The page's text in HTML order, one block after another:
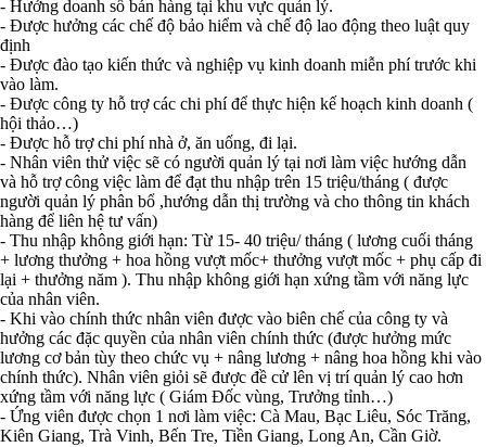
- Hưởng doanh số bán hàng tại khu vực quản lý.
- Được hưởng các chế độ bảo hiểm và chế độ lao động theo luật quy
định
- Được đào tạo kiến thức và nghiệp vụ kinh doanh miễn phí trước khi
vào làm.
- Được công ty hỗ trợ các chi phí để thực hiện kế hoạch kinh doanh (
hội thảo…)
- Được hỗ trợ chi phí nhà ở, ăn uống, đi lại.
- Nhân viên thử việc sẽ có người quản lý tại nơi làm việc hướng dẫn
và hỗ trợ công việc làm để đạt thu nhập trên 15 triệu/tháng ( được
người quản lý phân bổ ,hướng dẫn thị trường và cho thông tin khách
hàng để liên hệ tư vấn)
- Thu nhập không giới hạn: Từ 15- 40 triệu/ tháng ( lương cuối tháng
+ lương thưởng + hoa hồng vượt mốc+ thưởng vượt mốc + phụ cấp đi
lại + thưởng năm ). Thu nhập không giới hạn xứng tầm với năng lực
của nhân viên.
- Khi vào chính thức nhân viên được vào biên chế của công ty và
hưởng các đặc quyền của nhân viên chính thức (được hưởng mức
lương cơ bản tùy theo chức vụ + nâng lương + nâng hoa hồng khi vào
chính thức). Nhân viên giỏi sẽ được đề cử lên vị trí quản lý cao hơn
xứng tầm với năng lực ( Giám Đốc vùng, Trưởng tỉnh…)
- Ứng viên được chọn 1 nơi làm việc: Cà Mau, Bạc Liêu, Sóc Trăng,
Kiên Giang, Trà Vinh, Bến Tre, Tiền Giang, Long An, Cần Giờ.